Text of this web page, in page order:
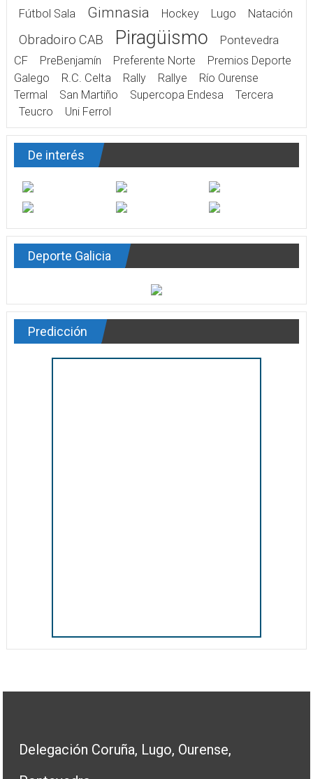
Fútbol Sala Gimnasia Hockey Lugo Natación
Obradoiro CAB Piragüismo
Pontevedra
CF
PreBenjamín Preferente Norte
Premios Deporte
Galego
R.C. Celta Rally Rallye
Río Ourense
Termal
San Martiño Supercopa Endesa
Tercera
Teucro
Uni Ferrol
De interés
Deporte Galicia
Predicción
Delegación Coruña, Lugo, Ourense,